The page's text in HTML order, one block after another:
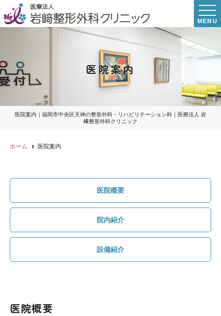
MENU
医院案内
医院案内｜福岡市中央区天神の整形外科・リハビリテーション科｜医療法人 岩
﨑整形外科クリニック
ホーム 医院案内
医院概要
院内紹介
設備紹介
医院概要